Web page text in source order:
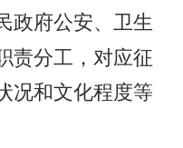
政府公安、卫生
责分工，对应征
况和文化程度等